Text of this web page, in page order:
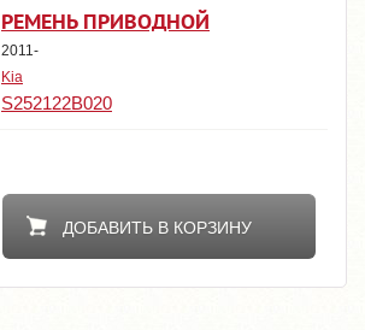
РЕМЕНЬ ПРИВОДНОЙ
2011-
Kia
S252122B020
ДОБАВИТЬ В КОРЗИНУ